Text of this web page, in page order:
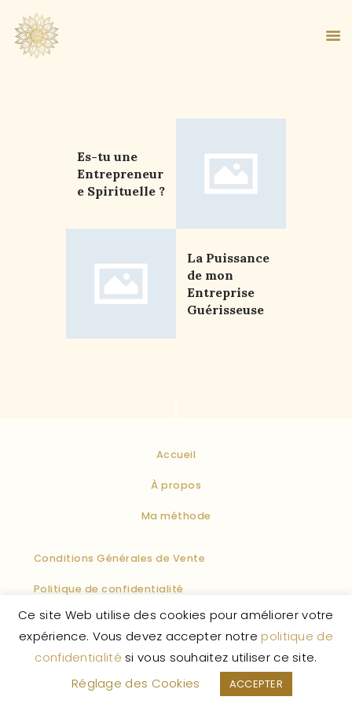
À PROPOS
MA MÉTHODE
PANIER
Es-tu une
Entrepreneur
e Spirituelle ?
La Puissance
de mon
Entreprise
Guérisseuse
Accueil
À propos
Ma méthode
Conditions Générales de Vente
Politique de confidentialité
Politique des cookies Mentions légales F.A.Q
La Vie Enchantée © 2026 – Tous droits réservés.
Ce site Web utilise des cookies pour améliorer votre
expérience. Vous devez accepter notre politique de
confidentialité si vous souhaitez utiliser ce site.
Réglage des Cookies
ACCEPTER